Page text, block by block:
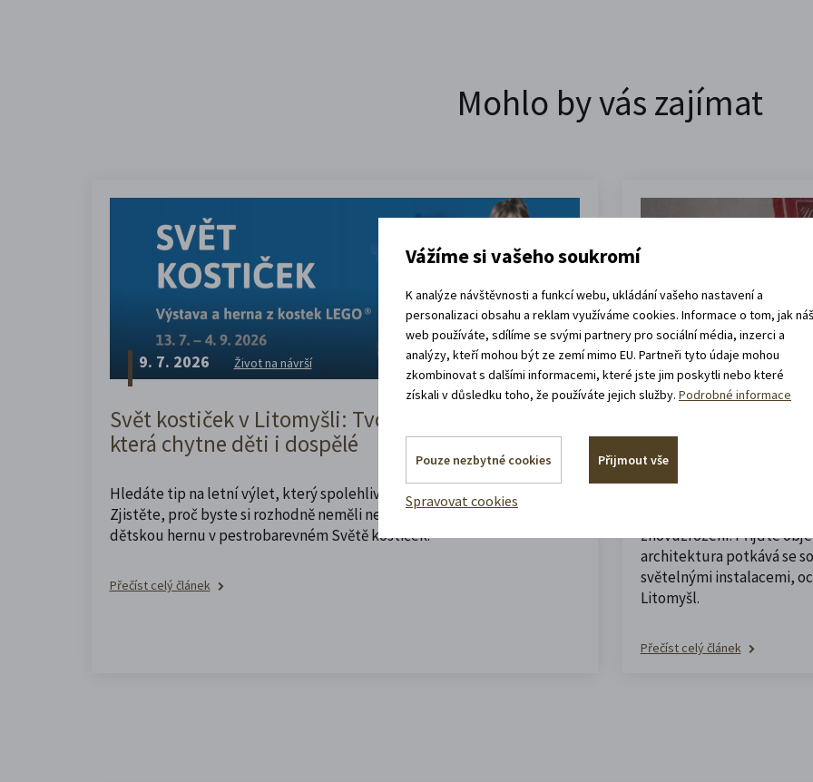
Mohlo by vás zajímat
9. 7. 2026 Život na návrší
Svět kostiček v Litomyšli: Tvořivá zábava,
která chytne děti i dospělé
Hledáte tip na letní výlet, který spolehlivě zabaví malé i velké?
Zjistěte, proč byste si rozhodně neměli nechat ujít výstavu a velkou
dětskou hernu v pestrobarevném Světě kostiček.
Přečíst celý článek
22. 6. 2026 Život
Kříže
znovuzrození. Přijďte
architektura potkává se
světelnými instalacemi,
Litomyšl.
Přečíst celý článek
Vážíme si vašeho soukromí
K analýze návštěvnosti a funkcí webu, ukládání vašeho nastavení a
personalizaci obsahu a reklam využíváme cookies. Informace o tom, jak
web používáte, sdílíme se svými partnery pro sociální média, inzerci a
analýzy, kteří mohou být ze zemí mimo EU. Partneři tyto údaje mohou
zkombinovat s dalšími informacemi, které jste jim poskytli nebo které
získali v důsledku toho, že používáte jejich služby.Podrobné informace
Pouze nezbytné cookies Přijmout vše
Spravovat cookies